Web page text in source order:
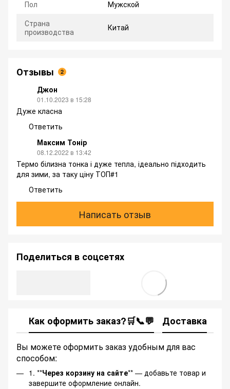
Пол
Мужской
Страна
производства
Китай
Отзывы 2
Джон
01.10.2023 в 15:28
Дуже класна
Ответить
Максим Тонір
08.12.2022 в 13:42
Термо білизна тонка і дуже тепла, ідеально підходить
для зими, за таку ціну ТОП#1
Ответить
Написать отзыв
Поделиться в соцсетях
Как оформить заказ?🛒📞💬 Доставка
Вы можете оформить заказ удобным для вас
способом:
1. **Через корзину на сайте** — добавьте товар и
завершите оформление онлайн.